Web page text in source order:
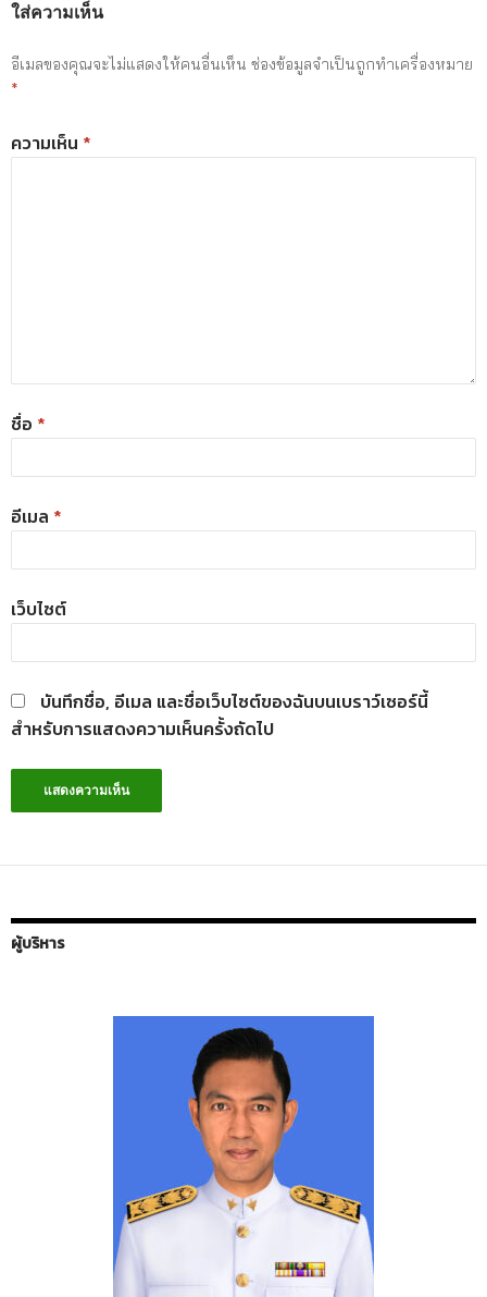
ใส่ความเห็น
อีเมลของคุณจะไม่แสดงให้คนอื่นเห็น ช่องข้อมูลจำเป็นถูกทำเครื่องหมาย
*
ความเห็น *
ชื่อ *
อีเมล *
เว็บไซต์
บันทึกชื่อ, อีเมล และชื่อเว็บไซต์ของฉันบนเบราว์เซอร์นี้
สำหรับการแสดงความเห็นครั้งถัดไป
ผู้บริหาร